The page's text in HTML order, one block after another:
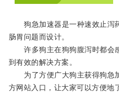
狗急加速器是一种速效止泻
肠胃问题而设计。
许多狗主在狗狗腹泻时都会
到有效的解决方案。
为了方便广大狗主获得狗急
方网站入口，让大家可以方便地